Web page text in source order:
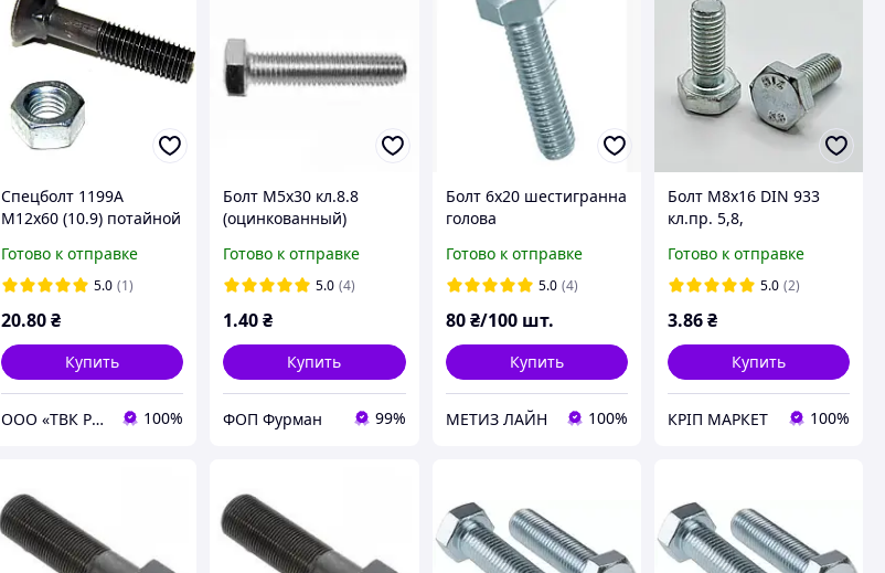
Спецболт 1199A
М12х60 (10.9) потайной
черн. с гайкой
Готово к отправке
5.0 (1)
20.80₴
Купить
ООО «ТВК Рамос» 100%
Болт М5х30 кл.8.8
(оцинкованный)
Готово к отправке
5.0 (4)
1.40₴
Купить
ФОП Фурман 99%
Болт 6х20 шестигранна
голова
Готово к отправке
5.0 (4)
80 ₴/100 шт.
Купить
МЕТИЗ ЛАЙН 100%
Болт М8х16 DIN 933
кл.пр. 5,8,
Готово к отправке
5.0 (2)
3.86₴
Купить
КРІП МАРКЕТ 100%